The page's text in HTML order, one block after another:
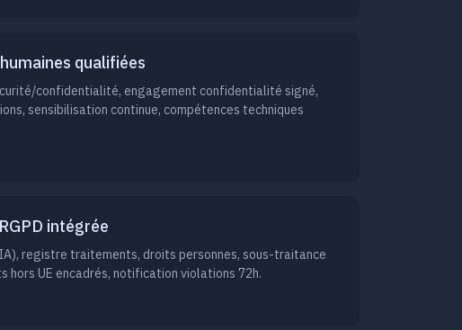
qualifiées
confidentialité, engagement confidentialité signé,
sensibilisation continue, compétences techniques
intégrée
registre traitements, droits personnes, sous-traitance
hors UE encadrés, notification violations 72h.